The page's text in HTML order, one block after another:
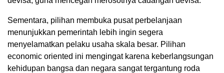
Sementara, pilihan membuka pusat perbelanjaan
menunjukkan pemerintah lebih ingin segera
menyelamatkan pelaku usaha skala besar. Pilihan
economic oriented ini mengingat karena keberlangsungan
kehidupan bangsa dan negara sangat tergantung roda